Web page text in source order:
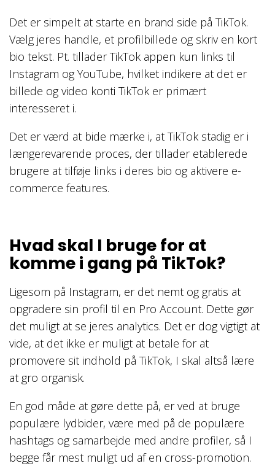
Det er simpelt at starte en brand side på TikTok.
Vælg jeres handle, et profilbillede og skriv en kort
bio tekst. Pt. tillader TikTok appen kun links til
Instagram og YouTube, hvilket indikere at det er
billede og video konti TikTok er primært
interesseret i.
Det er værd at bide mærke i, at TikTok stadig er i
længerevarende proces, der tillader etablerede
brugere at tilføje links i deres bio og aktivere e-
commerce features.
Hvad skal I bruge for at
komme i gang på TikTok?
Ligesom på Instagram, er det nemt og gratis at
opgradere sin profil til en Pro Account. Dette gør
det muligt at se jeres analytics. Det er dog vigtigt at
vide, at det ikke er muligt at betale for at
promovere sit indhold på TikTok, I skal altså lære
at gro organisk.
En god måde at gøre dette på, er ved at bruge
populære lydbider, være med på de populære
hashtags og samarbejde med andre profiler, så I
begge får mest muligt ud af en cross-promotion.